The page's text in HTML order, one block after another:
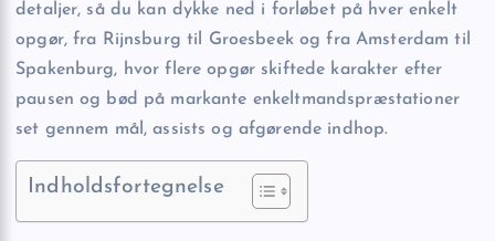
detaljer, så du kan dykke ned i forløbet på hver enkelt
opgør, fra Rijnsburg til Groesbeek og fra Amsterdam til
Spakenburg, hvor flere opgør skiftede karakter efter
pausen og bød på markante enkeltmandspræstationer
set gennem mål, assists og afgørende indhop.
Indholdsfortegnelse